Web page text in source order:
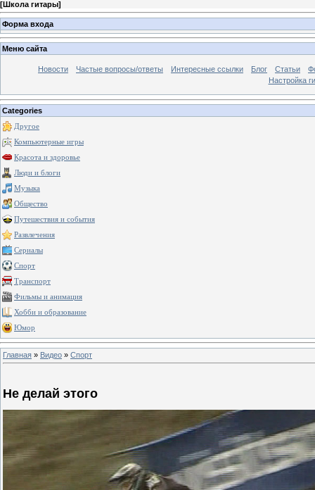
[Школа гитары]
Форма входа
Меню сайта
Новости Частые вопросы/ответы Интересные ссылки Блог Статьи
Настройка
Categories
Другое
Компьютерные игры
Красота и здоровье
Люди и блоги
Музыка
Общество
Путешествия и события
Развлечения
Сериалы
Спорт
Транспорт
Фильмы и анимация
Хобби и образование
Юмор
Главная » Видео » Спорт
Не делай этого